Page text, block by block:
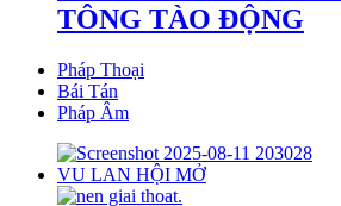
TÔNG TÀO ĐỘNG
Pháp Thoại
Bái Tán
Pháp Âm
VU LAN HỘI MỞ